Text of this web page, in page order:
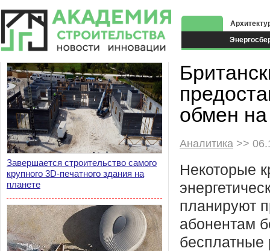
Завершается строительство самого
крупного 3D-печатного здания на
планете
обмен
Аналитика >>
Некоторые
планируют
абонентам
бесплатные